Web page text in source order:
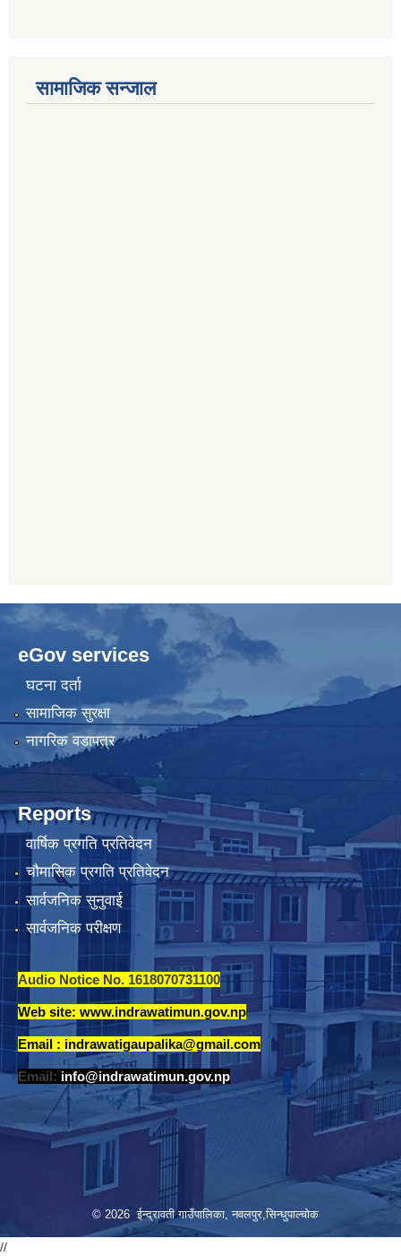
सामाजिक सन्जाल
eGov services
घटना दर्ता
सामाजिक सुरक्षा
नागरिक वडापत्र
Reports
वार्षिक प्रगति प्रतिवेदन
चौमासिक प्रगति प्रतिवेदन
सार्वजनिक सुनुवाई
सार्वजनिक परीक्षण
Audio Notice No. 1618070731100
Web site: www.indrawatimun.gov.np
Email : indrawatigaupalika@gmail.com
Email: info@indrawatimun.gov.np
© 2026 ईन्द्रावती गाउँपालिका, नवलपुर,सिन्धुपाल्चाेक
//